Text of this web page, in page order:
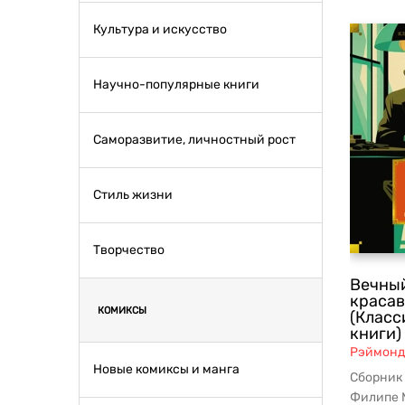
Культура и искусство
Научно-популярные книги
Саморазвитие, личностный рост
Стиль жизни
Творчество
КОМИКСЫ
Новые комиксы и манга
книги)
Филипе